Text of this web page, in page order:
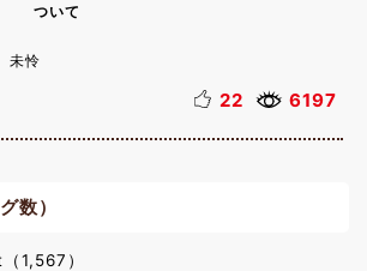
ついて
未怜
22 6197
数）
1,567）